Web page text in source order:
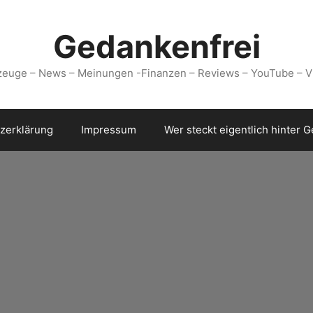
Gedankenfrei
– News – Meinungen -Finanzen – Reviews – YouTube –
Impressum Wer steckt eigentlich hinter